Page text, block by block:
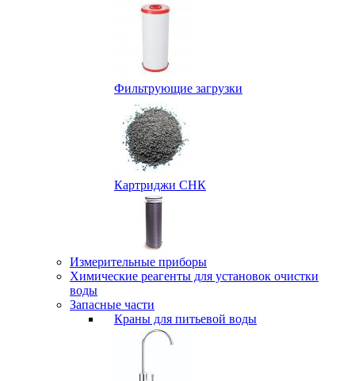
Фильтрующие загрузки
Картриджи СНК
Измерительные приборы
Химические реагенты для установок очистки
воды
Запасные части
Краны для питьевой воды